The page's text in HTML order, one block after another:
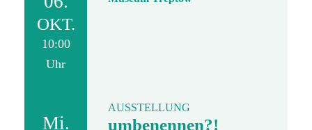
OKT.
10:00
Uhr
Mi.
AUSSTELLUNG
umbenennen?!